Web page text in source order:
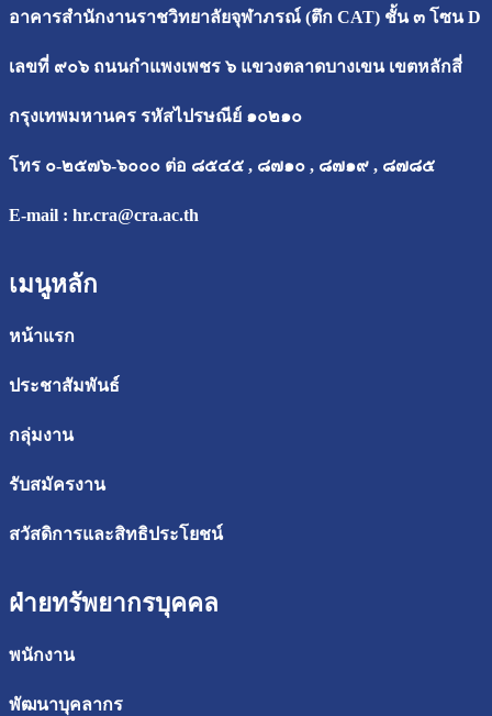
อาคารสำนักงานราชวิทยาลัยจุฬาภรณ์ (ตึก CAT) ชั้น ๓ โซน D
เลขที่ ๙๐๖ ถนนกำแพงเพชร ๖ แขวงตลาดบางเขน เขตหลักสี่
กรุงเทพมหานคร รหัสไปรษณีย์ ๑๐๒๑๐
โทร ๐-๒๕๗๖-๖๐๐๐ ต่อ ๘๕๔๕ , ๘๗๑๐ , ๘๗๑๙ , ๘๗๘๕
E-mail : hr.cra@cra.ac.th
เมนูหลัก
หน้าแรก
ประชาสัมพันธ์
กลุ่มงาน
รับสมัครงาน
สวัสดิการและสิทธิประโยชน์
ฝ่ายทรัพยากรบุคคล
พนักงาน
พัฒนาบุคลากร